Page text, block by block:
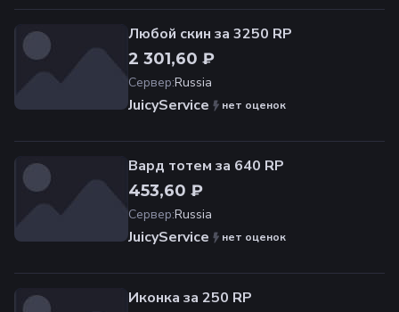
Любой скин за 3250 RP
2 301,60 ₽
Сервер:Russia
JuicyService нет оценок
Вард тотем за 640 RP
453,60 ₽
Сервер:Russia
JuicyService нет оценок
Иконка за 250 RP